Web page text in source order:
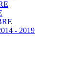
- 2019